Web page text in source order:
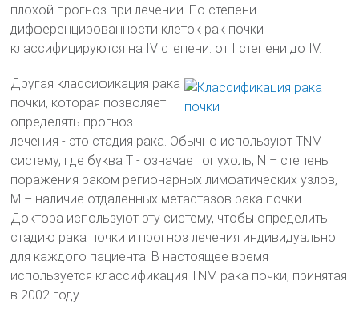
плохой прогноз при лечении. По степени
дифференцированности клеток рак почки
классифицируются на IV степени: от I степени до IV.
Другая классификация рака
почки, которая позволяет
определять прогноз
лечения - это стадия рака. Обычно используют TNM
систему, где буква Т - означает опухоль, N – степень
поражения раком регионарных лимфатических узлов,
М – наличие отдаленных метастазов рака почки.
Доктора используют эту систему, чтобы определить
стадию рака почки и прогноз лечения индивидуально
для каждого пациента. В настоящее время
используется классификация TNM рака почки, принятая
в 2002 году.